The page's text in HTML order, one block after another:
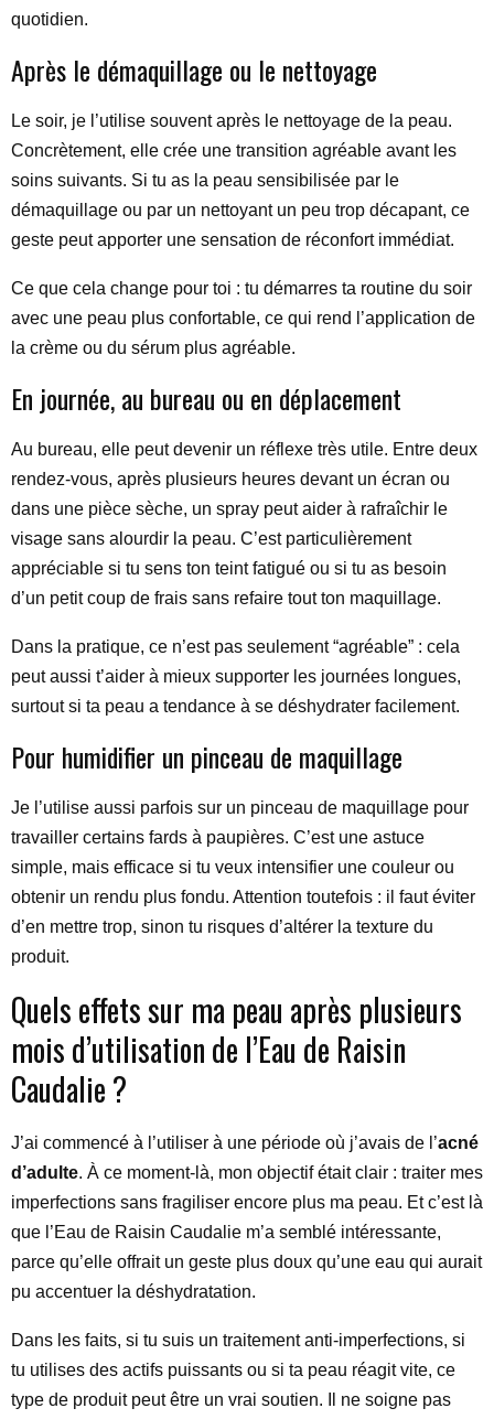
quotidien.
Après le démaquillage ou le nettoyage
Le soir, je l’utilise souvent après le nettoyage de la peau.
Concrètement, elle crée une transition agréable avant les
soins suivants. Si tu as la peau sensibilisée par le
démaquillage ou par un nettoyant un peu trop décapant, ce
geste peut apporter une sensation de réconfort immédiat.
Ce que cela change pour toi : tu démarres ta routine du soir
avec une peau plus confortable, ce qui rend l’application de
la crème ou du sérum plus agréable.
En journée, au bureau ou en déplacement
Au bureau, elle peut devenir un réflexe très utile. Entre deux
rendez-vous, après plusieurs heures devant un écran ou
dans une pièce sèche, un spray peut aider à rafraîchir le
visage sans alourdir la peau. C’est particulièrement
appréciable si tu sens ton teint fatigué ou si tu as besoin
d’un petit coup de frais sans refaire tout ton maquillage.
Dans la pratique, ce n’est pas seulement “agréable” : cela
peut aussi t’aider à mieux supporter les journées longues,
surtout si ta peau a tendance à se déshydrater facilement.
Pour humidifier un pinceau de maquillage
Je l’utilise aussi parfois sur un pinceau de maquillage pour
travailler certains fards à paupières. C’est une astuce
simple, mais efficace si tu veux intensifier une couleur ou
obtenir un rendu plus fondu. Attention toutefois : il faut éviter
d’en mettre trop, sinon tu risques d’altérer la texture du
produit.
Quels effets sur ma peau après plusieurs
mois d’utilisation de l’Eau de Raisin
Caudalie ?
J’ai commencé à l’utiliser à une période où j’avais de l’acné
d’adulte. À ce moment-là, mon objectif était clair : traiter mes
imperfections sans fragiliser encore plus ma peau. Et c’est là
que l’Eau de Raisin Caudalie m’a semblé intéressante,
parce qu’elle offrait un geste plus doux qu’une eau qui aurait
pu accentuer la déshydratation.
Dans les faits, si tu suis un traitement anti-imperfections, si
tu utilises des actifs puissants ou si ta peau réagit vite, ce
type de produit peut être un vrai soutien. Il ne soigne pas